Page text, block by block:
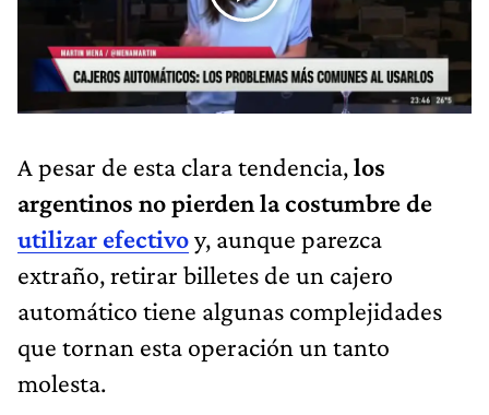
A pesar de esta clara tendencia,los
argentinos no pierden la costumbre de
utilizar efectivoy, aunque parezca
extraño, retirar billetes de un cajero
automático tiene algunas complejidades
que tornan esta operación un tanto
molesta.